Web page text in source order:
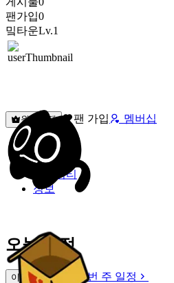
팬가입0
밐타운Lv.1
원픽선택 팬 가입 멤버십
밐타운
피드
커뮤니티
정보
오늘 일정
이번 주 일정
이번 주 일정